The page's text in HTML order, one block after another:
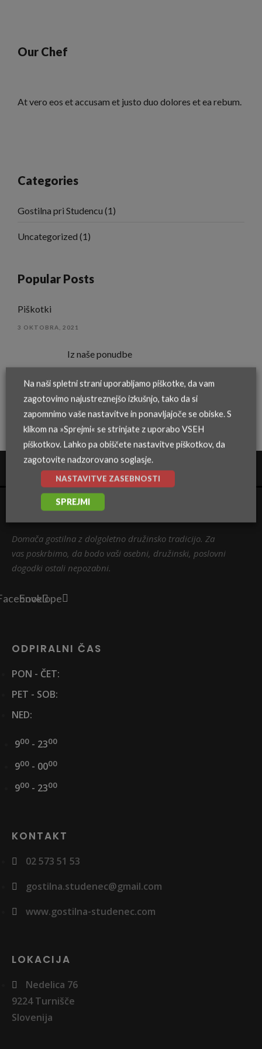
Our Chef
At vero eos et accusam et justo duo dolores et ea rebum.
Categories
Gostilna pri Studencu (1)
Uncategorized (1)
Popular Posts
Piškotki
3 OKTOBRA, 2021
Iz naše ponudbe
Domača gostilna z dolgoletno družinsko tradicijo. Za
vas poskrbimo, da bodo vaši osebni, družinski, poslovni
dogodki ostali nepozabni.
Envelope
ODPIRALNI ČAS
PON - ČET:
PET - SOB:
NED:
900 - 2300
900 - 0000
900 - 2300
KONTAKT
02 573 51 53
gostilna.studenec@gmail.com
www.gostilna-studenec.com
LOKACIJA
Nedelica 76
9224 Turnišče
Slovenija
Na naši spletni strani uporabljamo piškotke, da vam
zagotovimo najustreznejšo izkušnjo, tako da si
zapomnimo vaše nastavitve in ponavljajoče se obiske. S
klikom na »Sprejmi« se strinjate z uporabo VSEH
piškotkov. Lahko pa obiščete nastavitve piškotkov, da
zagotovite nadzorovano soglasje.
NASTAVITVE ZASEBNOSTI
SPREJMI